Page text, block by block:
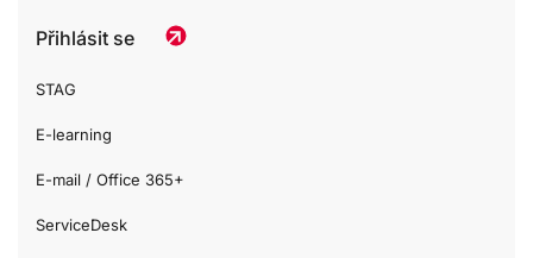
Přihlásit se
STAG
E-learning
E-mail / Office 365+
ServiceDesk